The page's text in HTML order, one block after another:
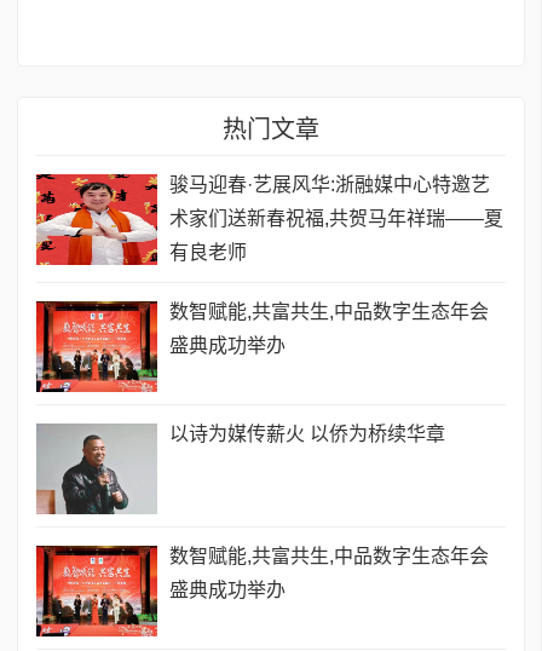
热门文章
骏马迎春·艺展风华:浙融媒中心特邀艺
术家们送新春祝福,共贺马年祥瑞——夏
有良老师
数智赋能,共富共生,中品数字生态年会
盛典成功举办
以诗为媒传薪火 以侨为桥续华章
数智赋能,共富共生,中品数字生态年会
盛典成功举办